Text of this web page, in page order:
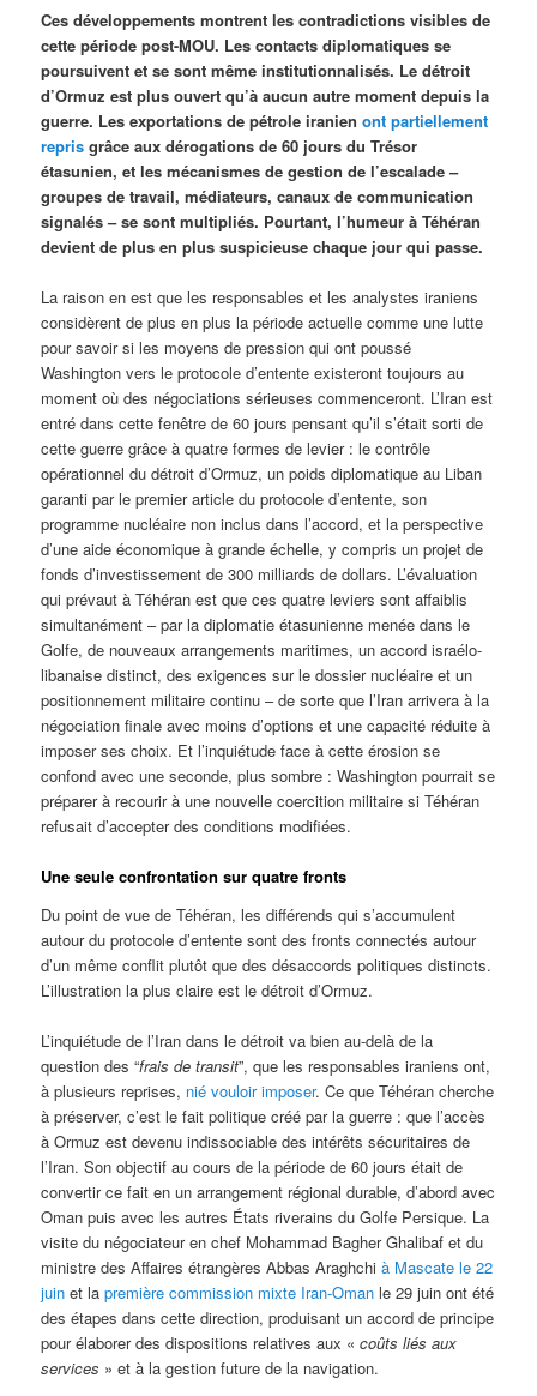
Ces développements montrent les contradictions visibles de
cette période post-MOU. Les contacts diplomatiques se
poursuivent et se sont même institutionnalisés. Le détroit
d’Ormuz est plus ouvert qu’à aucun autre moment depuis la
guerre. Les exportations de pétrole iranienont partiellement
repris grâce aux dérogations de 60 jours du Trésor
étasunien, et les mécanismes de gestion de l’escalade –
groupes de travail, médiateurs, canaux de communication
signalés – se sont multipliés. Pourtant, l’humeur à Téhéran
devient de plus en plus suspicieuse chaque jour qui passe.
La raison en est que les responsables et les analystes iraniens
considèrent de plus en plus la période actuelle comme une lutte
pour savoir si les moyens de pression qui ont poussé
Washington vers le protocole d’entente existeront toujours au
moment où des négociations sérieuses commenceront. L’Iran est
entré dans cette fenêtre de 60 jours pensant qu’il s’était sorti de
cette guerre grâce à quatre formes de levier : le contrôle
opérationnel du détroit d’Ormuz, un poids diplomatique au Liban
garanti par le premier article du protocole d’entente, son
programme nucléaire non inclus dans l’accord, et la perspective
d’une aide économique à grande échelle, y compris un projet de
fonds d’investissement de 300 milliards de dollars. L’évaluation
qui prévaut à Téhéran est que ces quatre leviers sont affaiblis
simultanément – par la diplomatie étasunienne menée dans le
Golfe, de nouveaux arrangements maritimes, un accord israélo-
libanaise distinct, des exigences sur le dossier nucléaire et un
positionnement militaire continu – de sorte que l’Iran arrivera à la
négociation finale avec moins d’options et une capacité réduite à
imposer ses choix. Et l’inquiétude face à cette érosion se
confond avec une seconde, plus sombre : Washington pourrait se
préparer à recourir à une nouvelle coercition militaire si Téhéran
refusait d’accepter des conditions modifiées.
Une seule confrontation sur quatre fronts
Du point de vue de Téhéran, les différends qui s’accumulent
autour du protocole d’entente sont des fronts connectés autour
d’un même conflit plutôt que des désaccords politiques distincts.
L’illustration la plus claire est le détroit d’Ormuz.
L’inquiétude de l’Iran dans le détroit va bien au-delà de la
question des “frais de transit”, que les responsables iraniens ont,
à plusieurs reprises, nié vouloir imposer. Ce que Téhéran cherche
à préserver, c’est le fait politique créé par la guerre : que l’accès
à Ormuz est devenu indissociable des intérêts sécuritaires de
l’Iran. Son objectif au cours de la période de 60 jours était de
convertir ce fait en un arrangement régional durable, d’abord avec
Oman puis avec les autres États riverains du Golfe Persique. La
visite du négociateur en chef Mohammad Bagher Ghalibaf et du
ministre des Affaires étrangères Abbas Araghchià Mascate le 22
juin et lapremière commission mixte Iran-Oman le 29 juin ont été
des étapes dans cette direction, produisant un accord de principe
pour élaborer des dispositions relatives aux «coûts liés aux
services » et à la gestion future de la navigation.